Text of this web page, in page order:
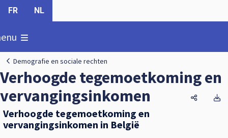
FR NL
Demografie en sociale rechten
Verhoogde tegemoetkoming en
vervangingsinkomen
Verhoogde tegemoetkoming en
vervangingsinkomen in België